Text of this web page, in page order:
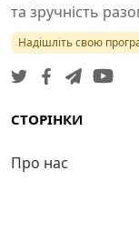
та зручність
Надішліть свою
СТОРІНКИ
Про нас